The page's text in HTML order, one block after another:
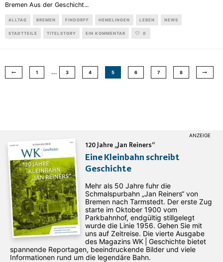
Bremen Aus der Geschicht...
ALLTAG BREMEN FINDORFF HEMELINGEN LEBEN NEWS
STADTTEILE TITELSTORY EIN KOMMENTAR 0
1 … 3 4 5 6 7 8
120 Jahre „Jan Reiners“
Eine Kleinbahn schreibt
Geschichte
Mehr als 50 Jahre fuhr die
Schmalspurbahn „Jan ­Reiners“ von
Bremen nach Tarmstedt. Der erste Zug
starte im Oktober 1900 vom
Parkbahnhof, endgültig stillgelegt
wurde die Linie 1956. Gehen Sie mit
uns auf Zeitreise. Die vierte Ausgabe
des ­Magazins WK | Geschichte bietet
spannende Reportagen, beeindruckende Bilder und viele
Informationen rund um die legendäre Bahn.